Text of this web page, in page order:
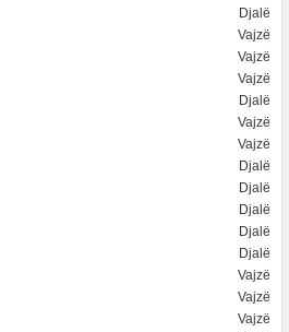
Djalë
Vajzë
Vajzë
Vajzë
Djalë
Vajzë
Vajzë
Djalë
Djalë
Djalë
Djalë
Djalë
Vajzë
Vajzë
Vajzë